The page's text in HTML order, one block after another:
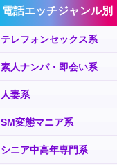
電話エッチジャンル別
テレフォンセックス系
素人ナンパ・即会い系
人妻系
SM変態マニア系
シニア中高年専門系